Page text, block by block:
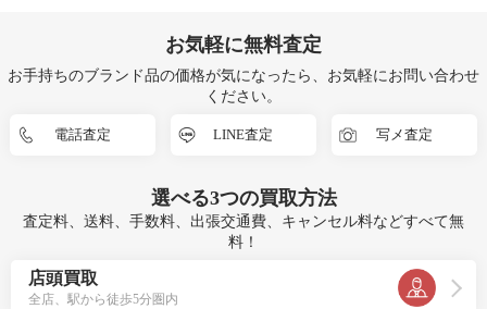
お気軽に無料査定
お手持ちのブランド品の価格が気になったら、お気軽にお問い合わせ
ください。
電話査定 LINE査定 写メ査定
選べる3つの買取方法
査定料、送料、手数料、出張交通費、キャンセル料などすべて無
料！
店頭買取
全店、駅から徒歩5分圏内